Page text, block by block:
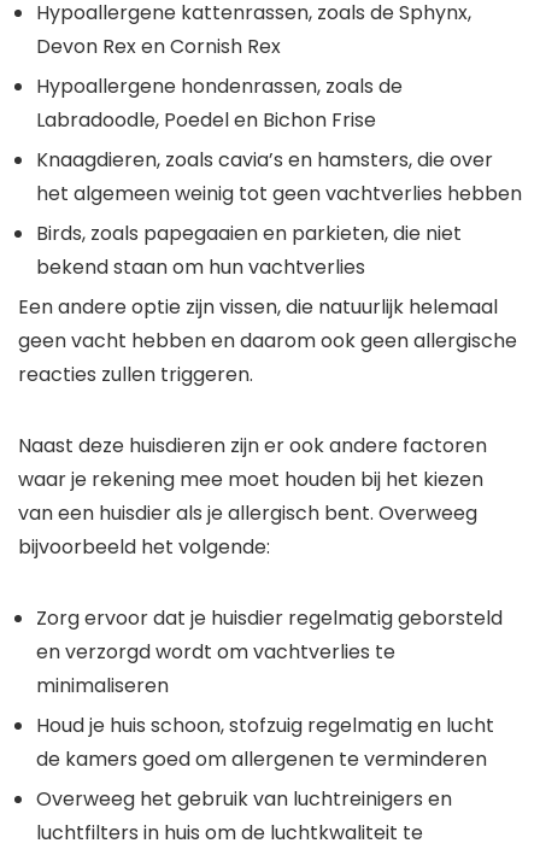
Hypoallergene kattenrassen, zoals de Sphynx,
Devon Rex en Cornish Rex
Hypoallergene hondenrassen, zoals de
Labradoodle, Poedel en Bichon Frise
Knaagdieren, zoals cavia’s en hamsters, die over
het algemeen weinig tot geen vachtverlies hebben
Birds, zoals papegaaien en parkieten, die niet
bekend staan om hun vachtverlies
Een andere optie zijn vissen, die natuurlijk helemaal
geen vacht hebben en daarom ook geen allergische
reacties zullen triggeren.
Naast deze huisdieren zijn er ook andere factoren
waar je rekening mee moet houden bij het kiezen
van een huisdier als je allergisch bent. Overweeg
bijvoorbeeld het volgende:
Zorg ervoor dat je huisdier regelmatig geborsteld
en verzorgd wordt om vachtverlies te
minimaliseren
Houd je huis schoon, stofzuig regelmatig en lucht
de kamers goed om allergenen te verminderen
Overweeg het gebruik van luchtreinigers en
luchtfilters in huis om de luchtkwaliteit te